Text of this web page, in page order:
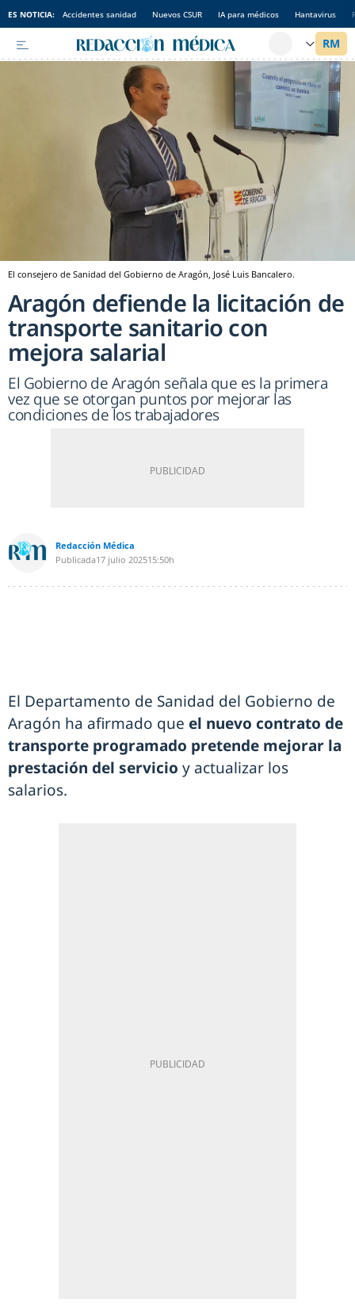
ES NOTICIA: Accidentes sanidad Nuevos CSUR IA para médicos Hantavirus
El consejero de Sanidad del Gobierno de Aragón, José Luis Bancalero.
Aragón defiende la licitación de
transporte sanitario con
mejora salarial
El Gobierno de Aragón señala que es la primera
vez que se otorgan puntos por mejorar las
condiciones de los trabajadores
Redacción Médica
Publicada17 julio 202515:50h
El Departamento de Sanidad del Gobierno de
Aragón ha afirmado que el nuevo contrato de
transporte programado pretende mejorar la
prestación del servicio y actualizar los
salarios.